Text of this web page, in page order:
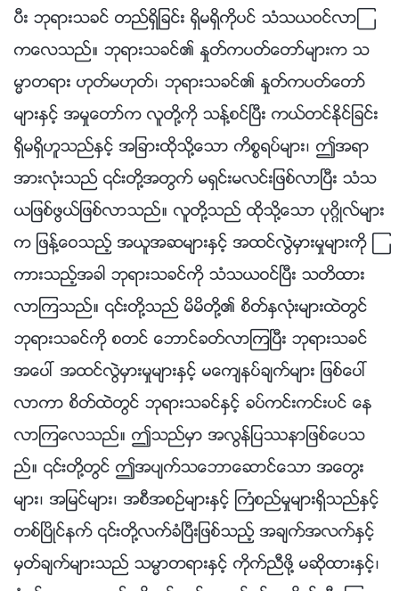
ပီး ဘုရားသခင္ တည္ရွိျခင္း ရွိမရွိကိုပင္ သံသယဝင္လာၾ
ကေလသည္။ ဘုရားသခင္၏ ႏႈတ္ကပတ္ေတာ္မ်ားက သ
မၼာတရား ဟုတ္မဟုတ္၊ ဘုရားသခင္၏ ႏႈတ္ကပတ္ေတာ္
မ်ားႏွင့္ အမႈေတာ္က လူတို႔ကို သန႔္စင္ၿပီး ကယ္တင္ႏိုင္ျခင္း
ရွိမရွိဟူသည္ႏွင့္ အျခားထိုသို႔ေသာ ကိစၥရပ္မ်ား၊ ဤအရာ
အားလုံးသည္ ၎တို႔အတြက္ မရွင္းမလင္းျဖစ္လာၿပီး သံသ
ယျဖစ္ဖြယ္ျဖစ္လာသည္။ လူတို႔သည္ ထိုသို႔ေသာ ပုဂၢိဳလ္မ်ား
က ျဖန႔္ေဝသည့္ အယူအဆမ်ားႏွင့္ အထင္လြဲမွားမႈမ်ားကို ၾ
ကားသည့္အခါ ဘုရားသခင္ကို သံသယဝင္ၿပီး သတိထား
လာၾကသည္။ ၎တို႔သည္ မိမိတို႔၏ စိတ္ႏွလုံးမ်ားထဲတြင္
ဘုရားသခင္ကို စတင္ ေဘာင္ခတ္လာၾကၿပီး ဘုရားသခင္
အေပၚ အထင္လြဲမွားမႈမ်ားႏွင့္ မေက်နပ္ခ်က္မ်ား ျဖစ္ေပၚ
လာကာ စိတ္ထဲတြင္ ဘုရားသခင္ႏွင့္ ခပ္ကင္းကင္းပင္ ေန
လာၾကေလသည္။ ဤသည္မွာ အလြန္ျပႆနာျဖစ္ေပသ
ည္။ ၎တို႔တြင္ ဤအပ်က္သေဘာေဆာင္ေသာ အေတြး
မ်ား၊ အျမင္မ်ား၊ အစီအစဥ္မ်ားႏွင့္ ႀကံစည္မႈမ်ားရွိသည္ႏွင့္
တစ္ၿပိဳင္နက္ ၎တို႔လက္ခံၿပီးျဖစ္သည့္ အခ်က္အလက္ႏွင့္
မွတ္ခ်က္မ်ားသည္ သမၼာတရားႏွင့္ ကိုက္ညီဖို႔ မဆိုထားႏွင့္၊